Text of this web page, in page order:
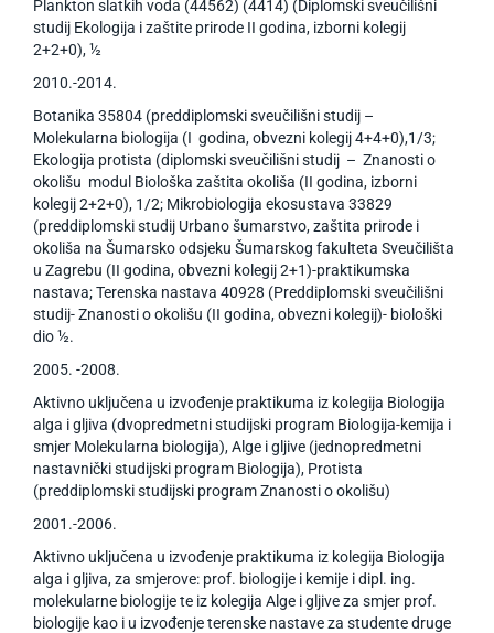
Plankton slatkih voda (44562) (4414) (Diplomski sveučilišni
studij Ekologija i zaštite prirode II godina, izborni kolegij
2+2+0), ½
2010.-2014.
Botanika 35804 (preddiplomski sveučilišni studij –
Molekularna biologija (I godina, obvezni kolegij 4+4+0),1/3;
Ekologija protista (diplomski sveučilišni studij – Znanosti o
okolišu modul Biološka zaštita okoliša (II godina, izborni
kolegij 2+2+0), 1/2; Mikrobiologija ekosustava 33829
(preddiplomski studij Urbano šumarstvo, zaštita prirode i
okoliša na Šumarsko odsjeku Šumarskog fakulteta Sveučilišta
u Zagrebu (II godina, obvezni kolegij 2+1)-praktikumska
nastava; Terenska nastava 40928 (Preddiplomski sveučilišni
studij- Znanosti o okolišu (II godina, obvezni kolegij)- biološki
dio ½.
2005. -2008.
Aktivno uključena u izvođenje praktikuma iz kolegija Biologija
alga i gljiva (dvopredmetni studijski program Biologija-kemija i
smjer Molekularna biologija), Alge i gljive (jednopredmetni
nastavnički studijski program Biologija), Protista
(preddiplomski studijski program Znanosti o okolišu)
2001.-2006.
Aktivno uključena u izvođenje praktikuma iz kolegija Biologija
alga i gljiva, za smjerove: prof. biologije i kemije i dipl. ing.
molekularne biologije te iz kolegija Alge i gljive za smjer prof.
biologije kao i u izvođenje terenske nastave za studente druge